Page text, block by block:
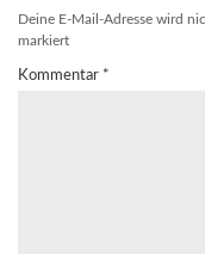
Deine E-Mail-Adresse wird
markiert
Kommentar *